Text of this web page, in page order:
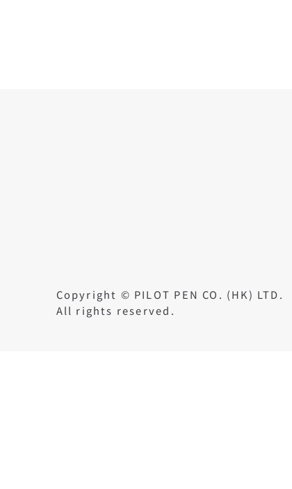
Copyright © PILOT PEN CO. (HK) LTD.
All rights reserved.